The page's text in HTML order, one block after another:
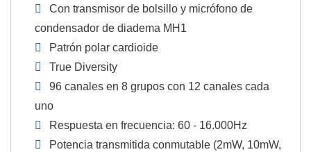
Con transmisor de bolsillo y micrófono de
condensador de diadema MH1
Patrón polar cardioide
True Diversity
96 canales en 8 grupos con 12 canales cada
uno
Respuesta en frecuencia: 60 - 16.000Hz
Potencia transmitida conmutable (2mW, 10mW,